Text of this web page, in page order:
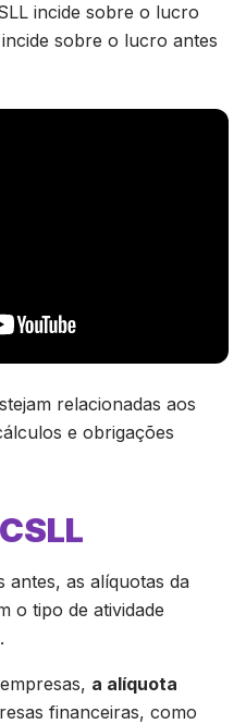
incide sobre o lucro
sobre o lucro antes
relacionadas aos
e obrigações
antes, as alíquotas da
o tipo de atividade
a alíquota
financeiras, como